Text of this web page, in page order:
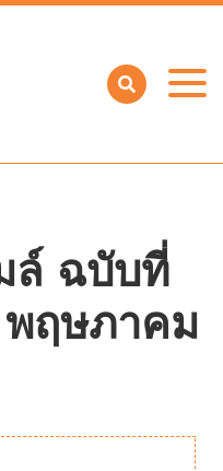
Open
ล์ ฉบับที่
ฤษภาคม